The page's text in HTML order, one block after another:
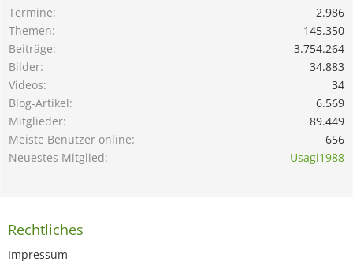
Termine
2.986
Themen
145.350
Beiträge
3.754.264
Bilder
34.883
Videos
34
Blog-Artikel
6.569
Mitglieder
89.449
Meiste Benutzer online
656
Neuestes Mitglied
Usagi1988
Rechtliches
Impressum